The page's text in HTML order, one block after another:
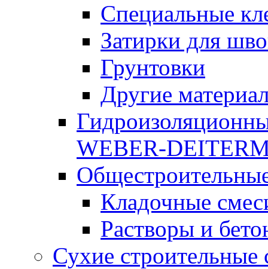
Специальные
Затирки для
Грунтовки
Другие
WEBER-
Кладочные
Растворы и
Сухие строительные